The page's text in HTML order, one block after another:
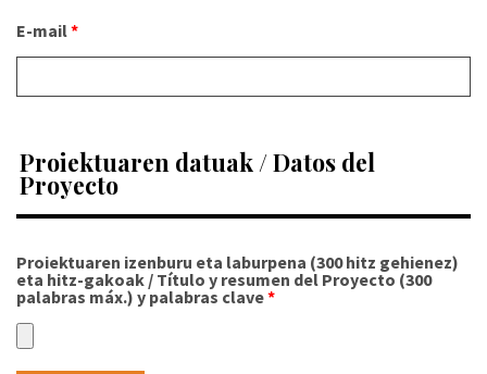
E-mail*
Proiektuaren datuak / Datos del
Proyecto
Proiektuaren izenburu eta laburpena (300 hitz gehienez)
eta hitz-gakoak / Título y resumen del Proyecto (300
palabras máx.) y palabras clave*